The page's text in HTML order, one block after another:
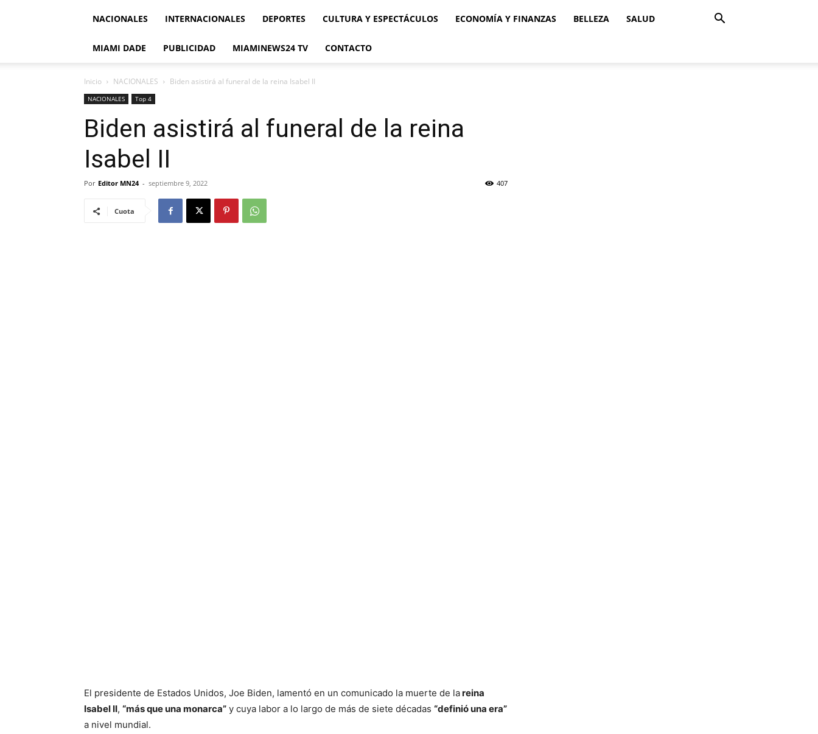
NACIONALES INTERNACIONALES DEPORTES CULTURA Y ESPECTÁCULOS ECONOMÍA Y FINANZAS BELLEZA SALUD
MIAMI DADE PUBLICIDAD MIAMINEWS24 TV CONTACTO
Inicio NACIONALES Biden asistirá al funeral de la reina Isabel II
NACIONALES Top 4
Biden asistirá al funeral de la reina
Isabel II
Por Editor MN24 - septiembre 9, 2022 407
Cuota
El presidente de Estados Unidos, Joe Biden, lamentó en un comunicado la muerte de lareina
Isabel II, “más que una monarca” y cuya labor a lo largo de más de siete décadas “definió una era”
a nivel mundial.